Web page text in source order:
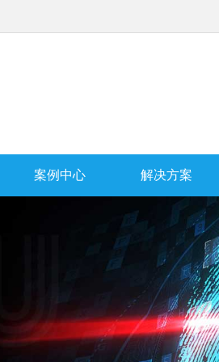
案例中心 解决方案